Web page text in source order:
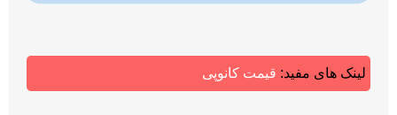
لینک های مفید: قیمت کانوپی